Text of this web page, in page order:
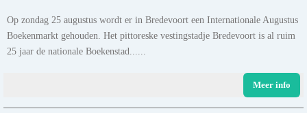
Op zondag 25 augustus wordt er in Bredevoort een Internationale Augustus
Boekenmarkt gehouden. Het pittoreske vestingstadje Bredevoort is al ruim
25 jaar de nationale Boekenstad......
Meer info